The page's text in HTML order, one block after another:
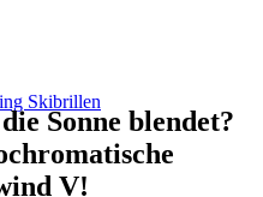
Sonne blendet?
V!
Skibrillen